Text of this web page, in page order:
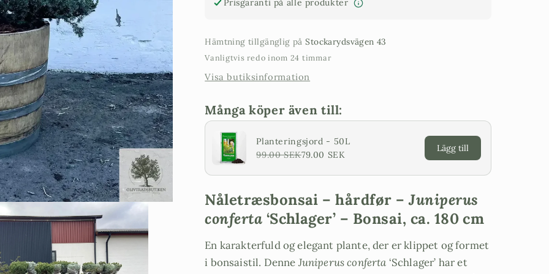
cm
cm
Prisgaranti på alle produkter
Hämtning tillgänglig påStockarydsvägen 43
Vanligtvis redo inom 24 timmar
Visa butiksinformation
Många köper även till:
Planteringsjord - 50L
99.00 SEK79.00 SEK
Lägg till
Nåletræsbonsai – hårdfør –Juniperus
conferta ‘Schlager’ – Bonsai, ca. 180 cm
En karakterfuld og elegant plante, der er klippet og formet
i bonsaistil. Denne Juniperus conferta ‘Schlager’ har et